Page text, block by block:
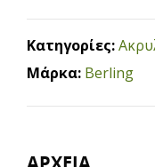
Κατηγορίες:
Μάρκα: Berling